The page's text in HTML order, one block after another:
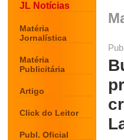
JL Notícias
Matéria
Jornalística
Matéria
Publicitária
Artigo
Click do Leitor
Publ. Oficial